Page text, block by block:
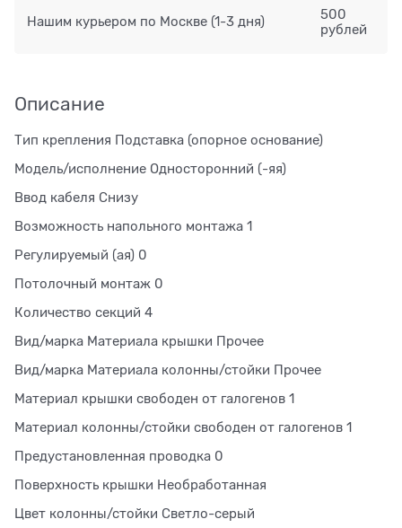
Нашим курьером по Москве (1-3 дня)
500
рублей
Описание
Тип крепления Подставка (опорное основание)
Модель/исполнение Односторонний (-яя)
Ввод кабеля Снизу
Возможность напольного монтажа 1
Регулируемый (ая) 0
Потолочный монтаж 0
Количество секций 4
Вид/марка Материала крышки Прочее
Вид/марка Материала колонны/стойки Прочее
Материал крышки свободен от галогенов 1
Материал колонны/стойки свободен от галогенов 1
Предустановленная проводка 0
Поверхность крышки Необработанная
Цвет колонны/стойки Светло-серый